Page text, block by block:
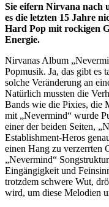
Sie eifern Nirvana nach
es die letzten 15 Jahre
Hard Pop mit rockigen
Energie.
Nirvanas Album
Popmusik. Ja, das gibt es
solche Veränderung an
Natürlich mussten die
Bands wie die Pixies, die
mit „Nevermind“ wurde
einer der beiden Seiten,
Establishment-Heros
einen Hang zu verzerrten
„Nevermind“
Eingängigkeit und
trotzdem schwere Wut,
wird, um diese Melodien